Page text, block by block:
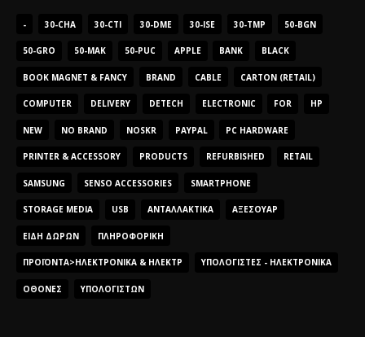
- 30-CHA 30-CTI 30-DME 30-ISE 30-TMP 50-BGN
50-GRO 50-MAK 50-PUC APPLE BANK BLACK
BOOK MAGNET & FANCY BRAND CABLE CARTON (RETAIL)
COMPUTER DELIVERY DETECH ELECTRONIC FOR HP
NEW NO BRAND NOSKR PAYPAL PC HARDWARE
PRINTER & ACCESSORY PRODUCTS REFURBISHED RETAIL
SAMSUNG SENSO ACCESSORIES SMARTPHONE
STORAGE MEDIA USB ΑΝΤΑΛΛΑΚΤΙΚΆ ΑΞΕΣΟΥΆΡ
ΕΊΔΗ ΔΏΡΩΝ ΠΛΗΡΟΦΟΡΙΚΉ
ΠΡΟΪΌΝΤΑ>ΗΛΕΚΤΡΟΝΙΚΆ & ΗΛΕΚΤΡ ΥΠΟΛΟΓΙΣΤΈΣ - ΗΛΕΚΤΡΟΝΙΚΆ
ΟΘΌΝΕΣ ΥΠΟΛΟΓΙΣΤΏΝ